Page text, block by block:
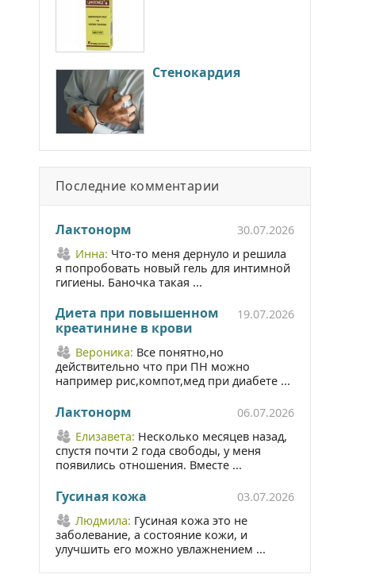
Стенокардия
Последние комментарии
Лактонорм
30.07.2026
Инна: Что-то меня дернуло и решила
я попробовать новый гель для интимной
гигиены. Баночка такая ...
Диета при повышенном
креатинине в крови
19.07.2026
Вероника: Все понятно,но
действительно что при ПН можно
например рис,компот,мед при диабете ...
Лактонорм
06.07.2026
Елизавета: Несколько месяцев назад,
спустя почти 2 года свободы, у меня
появились отношения. Вместе ...
Гусиная кожа
03.07.2026
Людмила: Гусиная кожа это не
заболевание, а состояние кожи, и
улучшить его можно увлажнением ...